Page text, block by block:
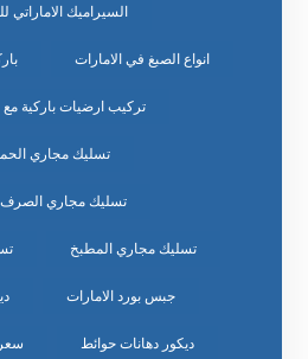
السيراميك الاماراتي
انواع الصبغ في الامارات
تركيب ارضيات باركية
تسليك مجاري
تسليك مجاري
تسليك مجاري المطبخ
جبس بورد الامارات
ديكور دهانات حوائط